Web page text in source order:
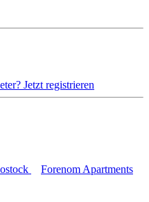
Jetzt registrieren
Forenom Apartments